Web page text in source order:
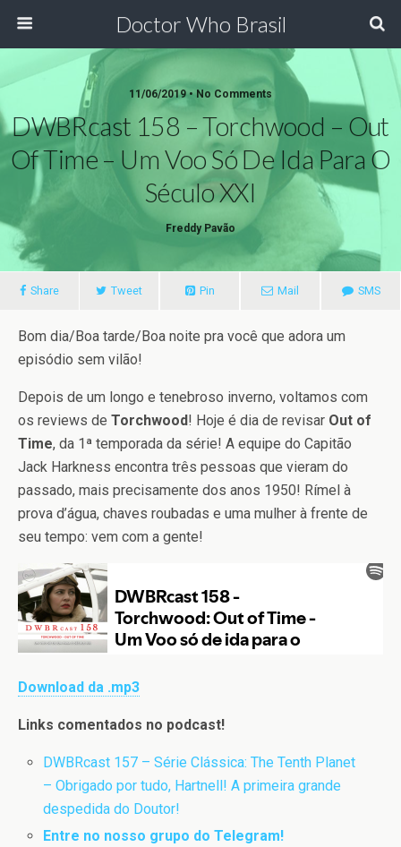
Doctor Who Brasil
11/06/2019 • No Comments
DWBRcast 158 – Torchwood – Out
Of Time – Um Voo Só De Ida Para O
Século XXI
Freddy Pavão
Share Tweet Pin Mail SMS
Bom dia/Boa tarde/Boa noite pra você que adora um
episódio sem vilão!
Depois de um longo e tenebroso inverno, voltamos com
os reviews de Torchwood! Hoje é dia de revisar Out of
Time, da 1ª temporada da série! A equipe do Capitão
Jack Harkness encontra três pessoas que vieram do
passado, mais precisamente dos anos 1950! Rímel à
prova d’água, chaves roubadas e uma mulher à frente de
seu tempo: vem com a gente!
Download da .mp3
Links comentados no podcast!
DWBRcast 157 – Série Clássica: The Tenth Planet
– Obrigado por tudo, Hartnell! A primeira grande
despedida do Doutor!
Entre no nosso grupo do Telegram!